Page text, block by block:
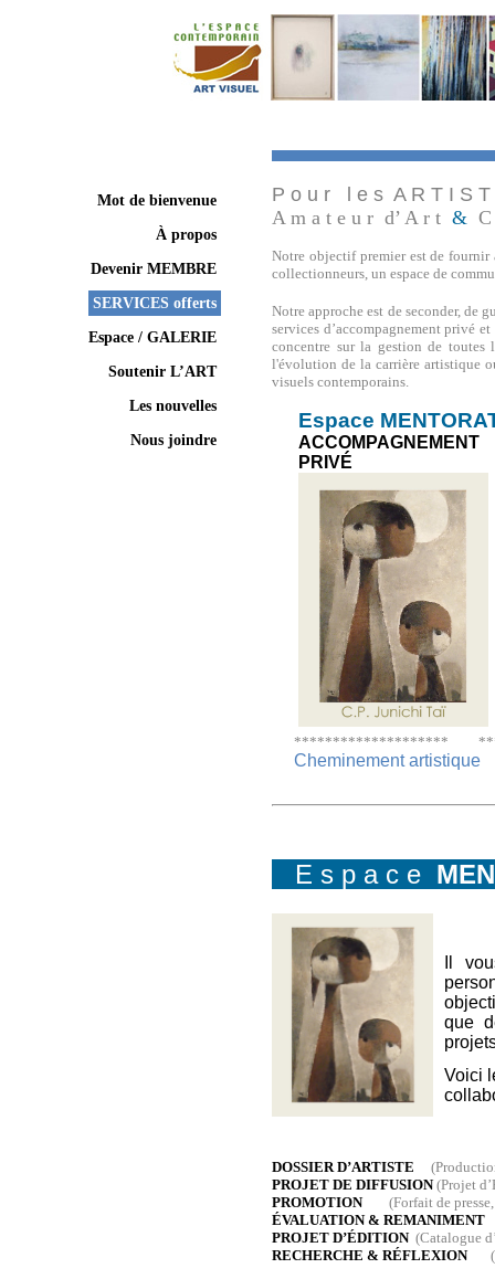
Mot de bienvenue
À propos
Devenir MEMBRE
SERVICES offerts
Espace / GALERIE
Soutenir L’ART
Les nouvelles
Nous joindre
P o u r l e s A R T I S
A m a t e u r d’ A r t &
Notre objectif premier est de fournir
collectionneurs, un espace de
Notre approche est de seconder, de
services d’accompagnement privé
concentre sur la gestion de
l'évolution de la carrière artistique
visuels contemporains.
Espace
ACCOMPAGNEMENT
PRIVÉ
********************
Cheminement artistique
E s p a c e
Il
que
Voici
DOSSIER D’ARTISTE
PROJET DE DIFFUSION (Projet
PROMOTION
(Forfait de
ÉVALUATION& REMANIMENT
PROJET D’ÉDITION(Catalogue
RECHERCHE & RÉFLEXION